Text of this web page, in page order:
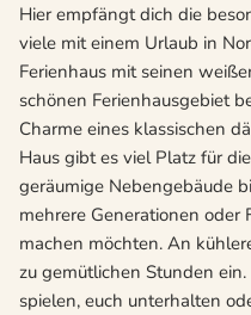
Hier empfängt dich die
viele mit einem Urlaub in
Ferienhaus mit seinen
schönen Ferienhausgebiet
Charme eines klassischen
Haus gibt es viel Platz für
geräumige Nebengebäude
mehrere Generationen oder
machen möchten. An
zu gemütlichen Stunden
spielen, euch unterhalten